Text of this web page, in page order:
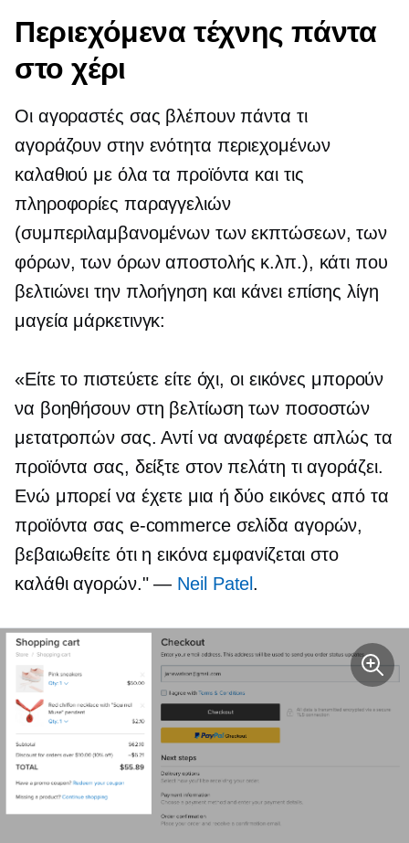
Περιεχόμενα τέχνης πάντα
στο χέρι
Οι αγοραστές σας βλέπουν πάντα τι
αγοράζουν στην ενότητα περιεχομένων
καλαθιού με όλα τα προϊόντα και τις
πληροφορίες παραγγελιών
(συμπεριλαμβανομένων των εκπτώσεων, των
φόρων, των όρων αποστολής κ.λπ.), κάτι που
βελτιώνει την πλοήγηση και κάνει επίσης λίγη
μαγεία μάρκετινγκ:
«Είτε το πιστεύετε είτε όχι, οι εικόνες μπορούν
να βοηθήσουν στη βελτίωση των ποσοστών
μετατροπών σας. Αντί να αναφέρετε απλώς τα
προϊόντα σας, δείξτε στον πελάτη τι αγοράζει.
Ενώ μπορεί να έχετε μια ή δύο εικόνες από τα
προϊόντα σας e-commerceσελίδα αγορών,
βεβαιωθείτε ότι η εικόνα εμφανίζεται στο
καλάθι αγορών." — Neil Patel .